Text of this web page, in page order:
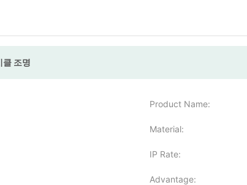
클 조명
Product Name:
Material:
IP Rate:
Advantage: